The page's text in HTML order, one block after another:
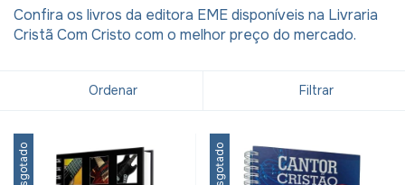
Confira os livros da editora EME disponíveis na Livraria
Cristã Com Cristo com o melhor preço do mercado.
Ordenar Filtrar
Esgotado Esgotado